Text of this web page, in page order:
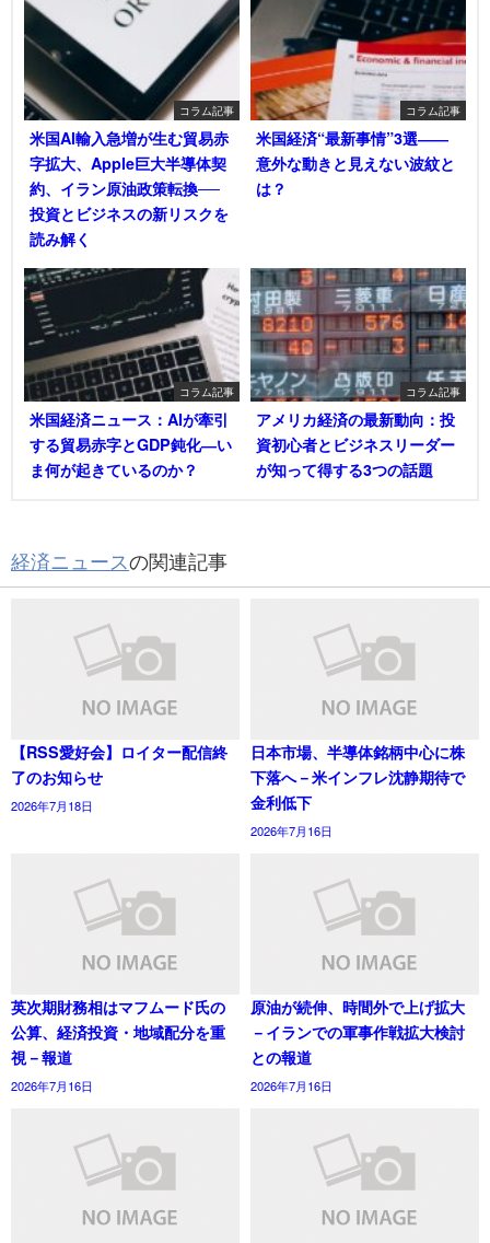
コラム記事
米国AI輸入急増が生む貿易赤
字拡大、Apple巨大半導体契
約、イラン原油政策転換──
投資とビジネスの新リスクを
読み解く
コラム記事
米国経済“最新事情”3選――
意外な動きと見えない波紋と
は？
コラム記事
米国経済ニュース：AIが牽引
する貿易赤字とGDP鈍化―い
ま何が起きているのか？
コラム記事
アメリカ経済の最新動向：投
資初心者とビジネスリーダー
が知って得する3つの話題
経済ニュースの関連記事
【RSS愛好会】ロイター配信終
了のお知らせ
2026年7月18日
日本市場、半導体銘柄中心に株
下落へ－米インフレ沈静期待で
金利低下
2026年7月16日
英次期財務相はマフムード氏の
公算、経済投資・地域配分を重
視－報道
2026年7月16日
原油が続伸、時間外で上げ拡大
－イランでの軍事作戦拡大検討
との報道
2026年7月16日